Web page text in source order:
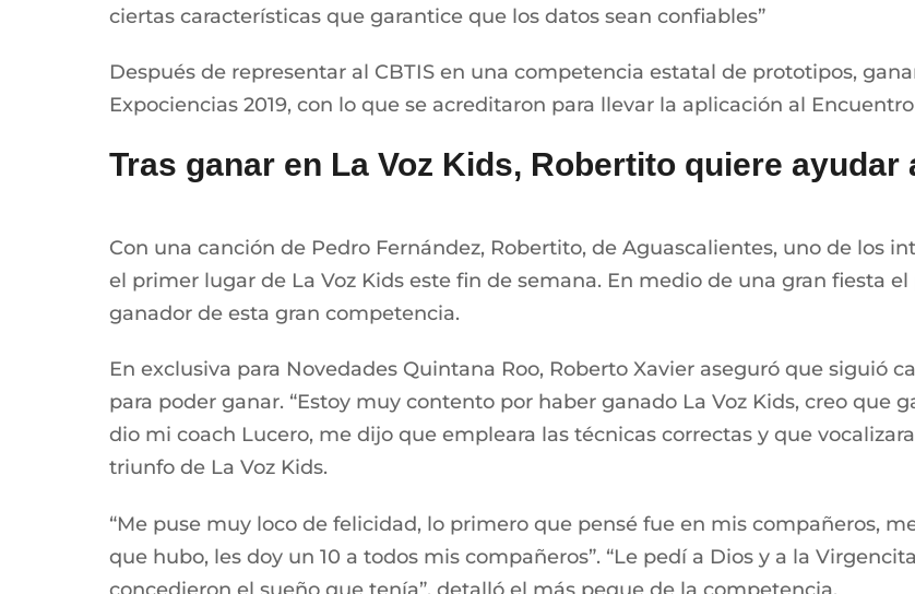
ciertas características que garantice que los datos sean confiables”
Después de representar al CBTIS en una competencia estatal de prototipos,
Expociencias 2019, con lo que se acreditaron para llevar la aplicación al
Tras ganar en La Voz Kids, Robertito quiere ayudar
Con una canción de Pedro Fernández, Robertito, de Aguascalientes, uno de los
el primer lugar de La Voz Kids este fin de semana. En medio de una gran fiesta
ganador de esta gran competencia.
En exclusiva para Novedades Quintana Roo, Roberto Xavier aseguró que siguió
para poder ganar. “Estoy muy contento por haber ganado La Voz Kids, creo que
dio mi coach Lucero, me dijo que empleara las técnicas correctas y que
triunfo de La Voz Kids.
“Me puse muy loco de felicidad, lo primero que pensé fue en mis compañeros,
que hubo, les doy un 10 a todos mis compañeros”. “Le pedí a Dios y a la